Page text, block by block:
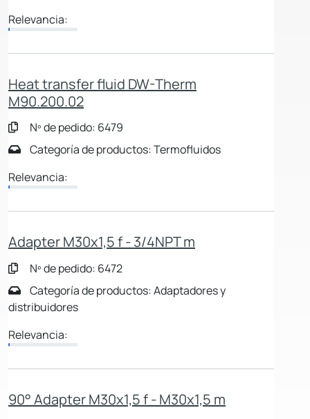
Relevancia:
Heat transfer fluid DW-Therm
M90.200.02
Nº de pedido: 6479
Categoría de productos: Termofluidos
Relevancia:
Adapter M30x1,5 f - 3/4NPT m
Nº de pedido: 6472
Categoría de productos: Adaptadores y
distribuidores
Relevancia:
90° Adapter M30x1,5 f - M30x1,5 m